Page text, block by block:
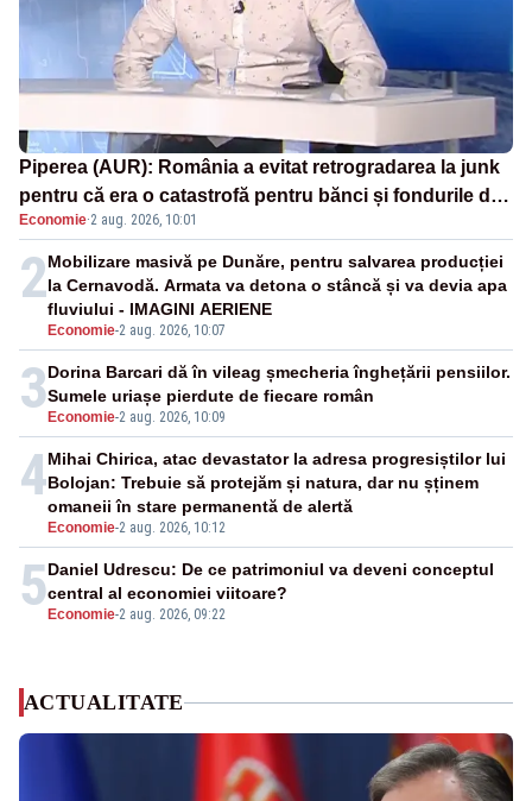
Piperea (AUR): România a evitat retrogradarea la junk
pentru că era o catastrofă pentru bănci și fondurile de
pensii
Economie·2 aug. 2026, 10:01
2
Economie-2 aug. 2026, 10:07
Mobilizare masivă pe Dunăre, pentru salvarea producției
la Cernavodă. Armata va detona o stâncă și va devia apa
fluviului - IMAGINI AERIENE
3 Economie-2 aug. 2026, 10:09
Dorina Barcari dă în vileag șmecheria înghețării pensiilor.
Sumele uriașe pierdute de fiecare român
4
Economie-2 aug. 2026, 10:12
Mihai Chirica, atac devastator la adresa progresiștilor lui
Bolojan: Trebuie să protejăm și natura, dar nu șținem
omaneii în stare permanentă de alertă
5 Economie-2 aug. 2026, 09:22
Daniel Udrescu: De ce patrimoniul va deveni conceptul
central al economiei viitoare?
ACTUALITATE